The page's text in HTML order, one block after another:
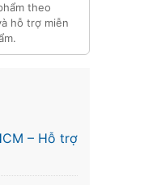
theo
hỗ trợ miễn
– Hỗ trợ